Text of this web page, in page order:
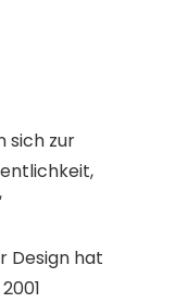
sich zur
Design hat